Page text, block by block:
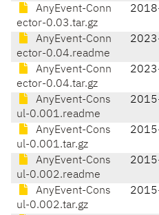
AnyEvent-Conn
ector-0.03.tar.gz
AnyEvent-Conn
ector-0.04.readme
AnyEvent-Conn
ector-0.04.tar.gz
AnyEvent-Cons
ul-0.001.readme
AnyEvent-Cons
ul-0.001.tar.gz
AnyEvent-Cons
ul-0.002.readme
AnyEvent-Cons
ul-0.002.tar.gz